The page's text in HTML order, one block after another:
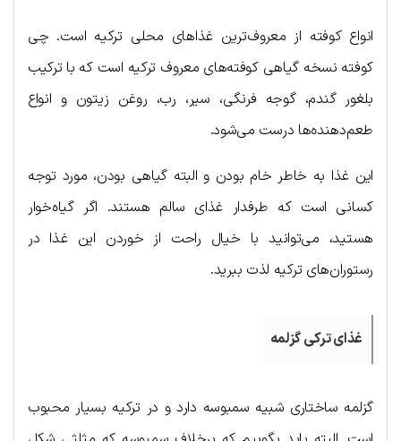
انواع کوفته از معروف‌ترین غذاهای محلی ترکیه است. چی
کوفته نسخه گیاهی کوفته‌های معروف ترکیه است که با ترکیب
بلغور گندم، گوجه فرنگی، سیر، رب، روغن زیتون و انواع
طعم‌دهنده‌ها درست می‌شود.
این غذا به خاطر خام بودن و البته گیاهی بودن، مورد توجه
کسانی است که طرفدار غذای سالم هستند. اگر گیاه‌خوار
هستید، می‌توانید با خیال راحت از خوردن این غذا در
رستوران‌های ترکیه لذت ببرید.
غذای ترکی گزلمه
گزلمه ساختاری شبیه سمبوسه دارد و در ترکیه بسیار محبوب